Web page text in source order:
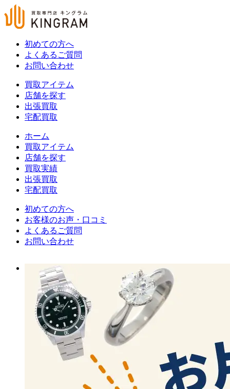
初めての方へ
よくあるご質問
お問い合わせ
買取アイテム
店舗を探す
出張買取
宅配買取
ホーム
買取アイテム
店舗を探す
買取実績
出張買取
宅配買取
初めての方へ
お客様のお声・口コミ
よくあるご質問
お問い合わせ